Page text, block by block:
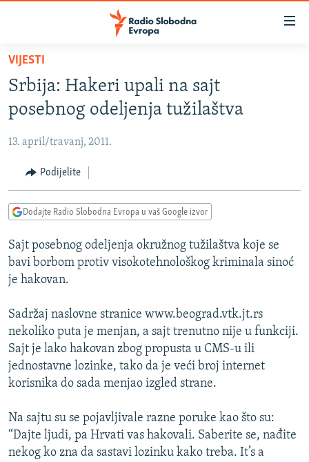
Pređite
glavni
sadržaj
Pređite
na
navigaciju
Pređite
na
VIJESTI
BOSNA I HERCEGOVINA
SRBIJA
KOSOVO
CRNA GORA
VIDEO
FOTOGALERIJE
INFOGRAFIKE
PODCASTI
RAT U UKRAJINI
KINA NA BALKANU
ISPRIČAJ MI
DNEVNO@RSE
SPECIJALI RSE
GENOCID U SREBRENICI
POPLAVE I KLIZIŠTA U BIH 2024.
VIJESTI
Srbija: Hakeri upali na sajt
posebnog odeljenja tužilaštva
13. april/travanj, 2011.
Podijelite
Dodajte Radio Slobodna Evropa u vaš Google izvor
Sajt posebnog odeljenja okružnog tužilaštva koje se
bavi borbom protiv visokotehnološkog kriminala sinoć
je hakovan.
Sadržaj naslovne stranice www.beograd.vtk.jt.rs
nekoliko puta je menjan, a sajt trenutno nije u funkciji.
Sajt je lako hakovan zbog propusta u CMS-u ili
jednostavne lozinke, tako da je veći broj internet
korisnika do sada menjao izgled strane.
Na sajtu su se pojavljivale razne poruke kao što su:
“Dajte ljudi, pa Hrvati vas hakovali. Saberite se, nađite
nekog ko zna da sastavi lozinku kako treba. It’s a